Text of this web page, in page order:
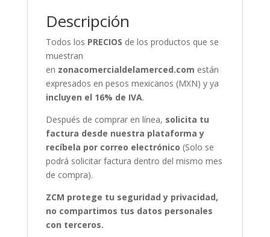
Descripción
Todos los PRECIOS de los productos que se
muestran
en zonacomercialdelamerced.com están
expresados en pesos mexicanos (MXN) y ya
incluyen el 16% de IVA.
Después de comprar en línea, solicita tu
factura desde nuestra plataforma y
recíbela por correo electrónico (Solo se
podrá solicitar factura dentro del mismo mes
de compra).
ZCM protege tu seguridad y privacidad,
no compartimos tus datos personales
con terceros.